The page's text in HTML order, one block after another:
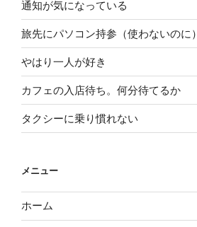
通知が気になっている
旅先にパソコン持参（使わないのに）
やはり一人が好き
カフェの入店待ち。何分待てるか
タクシーに乗り慣れない
メニュー
ホーム